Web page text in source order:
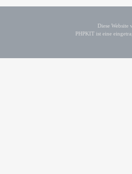
Diese
PHPKIT ist eine